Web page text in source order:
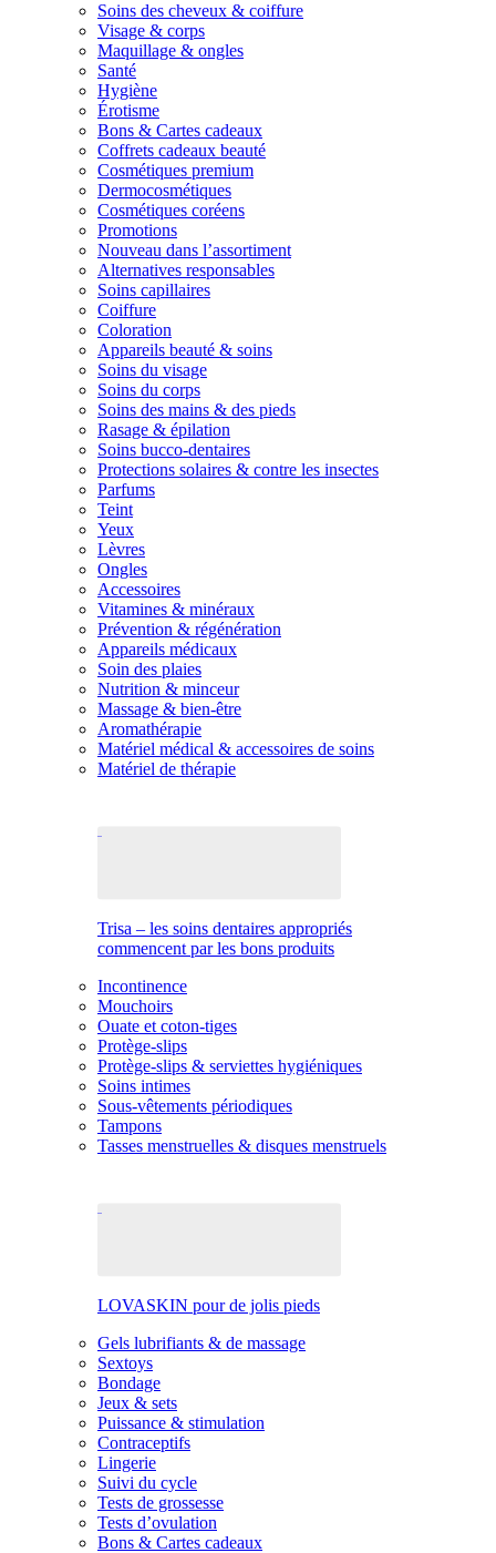
Soins des cheveux & coiffure
Visage & corps
Maquillage & ongles
Santé
Hygiène
Érotisme
Bons & Cartes cadeaux
Coffrets cadeaux beauté
Cosmétiques premium
Dermocosmétiques
Cosmétiques coréens
Promotions
Nouveau dans l’assortiment
Alternatives responsables
Soins capillaires
Coiffure
Coloration
Appareils beauté & soins
Soins du visage
Soins du corps
Soins des mains & des pieds
Rasage & épilation
Soins bucco-dentaires
Protections solaires & contre les insectes
Parfums
Teint
Yeux
Lèvres
Ongles
Accessoires
Vitamines & minéraux
Prévention & régénération
Appareils médicaux
Soin des plaies
Nutrition & minceur
Massage & bien-être
Aromathérapie
Matériel médical & accessoires de soins
Matériel de thérapie
Trisa – les soins dentaires appropriés
commencent par les bons produits
Incontinence
Mouchoirs
Ouate et coton-tiges
Protège-slips
Protège-slips & serviettes hygiéniques
Soins intimes
Sous-vêtements périodiques
Tampons
Tasses menstruelles & disques menstruels
LOVASKIN pour de jolis pieds
Gels lubrifiants & de massage
Sextoys
Bondage
Jeux & sets
Puissance & stimulation
Contraceptifs
Lingerie
Suivi du cycle
Tests de grossesse
Tests d’ovulation
Bons & Cartes cadeaux